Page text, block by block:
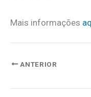
Mais informações
ANTERIOR